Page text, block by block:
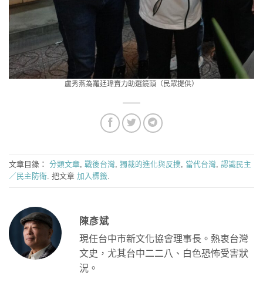
盧秀燕為羅廷瑋賣力助選鏡頭（民眾提供）
文章目錄： 分類文章, 戰後台灣, 獨裁的進化與反撲, 當代台灣, 認識民主
／民主防衛. 把文章 加入標籤.
陳彥斌
現任台中市新文化協會理事長。熱衷台灣
文史，尤其台中二二八、白色恐怖受害狀
況。